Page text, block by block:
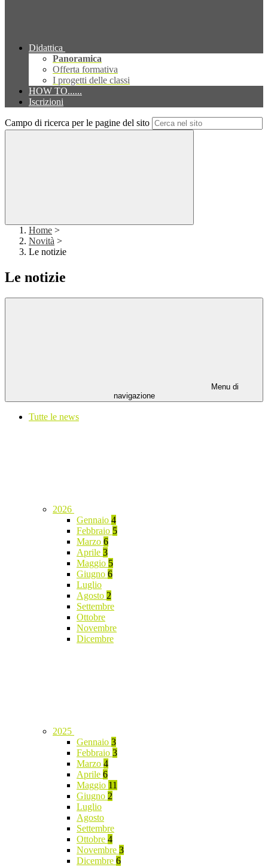
Didattica
Panoramica
Offerta formativa
I progetti delle classi
HOW TO......
Iscrizioni
Campo di ricerca per le pagine del sito
Home >
Novità >
Le notizie
Le notizie
Menu di
navigazione
Tutte le news
2026
Gennaio 4
Febbraio 5
Marzo 6
Aprile 3
Maggio 5
Giugno 6
Luglio
Agosto 2
Settembre
Ottobre
Novembre
Dicembre
2025
Gennaio 3
Febbraio 3
Marzo 4
Aprile 6
Maggio 11
Giugno 2
Luglio
Agosto
Settembre
Ottobre 4
Novembre 3
Dicembre 6